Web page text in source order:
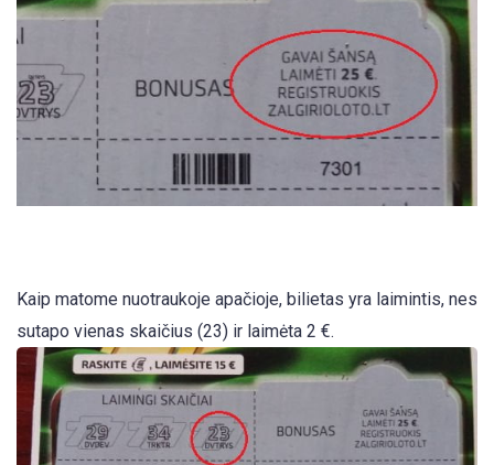
Kaip matome nuotraukoje apačioje, bilietas yra laimintis, nes
sutapo vienas skaičius (23) ir laimėta 2 €.